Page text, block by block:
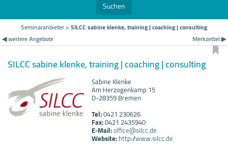
Suchen
Seminaranbieter>SILCC sabine klenke, training | coaching | consulting
◀ weitere Angebote
Merkzettel ▶
SILCC sabine klenke, training | coaching | consulting
Sabine Klenke
Am Herzogenkamp 15
D-28359 Bremen
Tel:0421 230626
Fax:0421 2435940
E-Mail:office@silcc.de
Website:http://www.silcc.de